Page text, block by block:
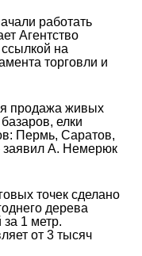
работать
Агентство
на
торговли и
продажа живых
елки
Пермь, Саратов,
заявил А. Немерюк
точек сделано
дерева
за 1 метр.
от 3 тысяч